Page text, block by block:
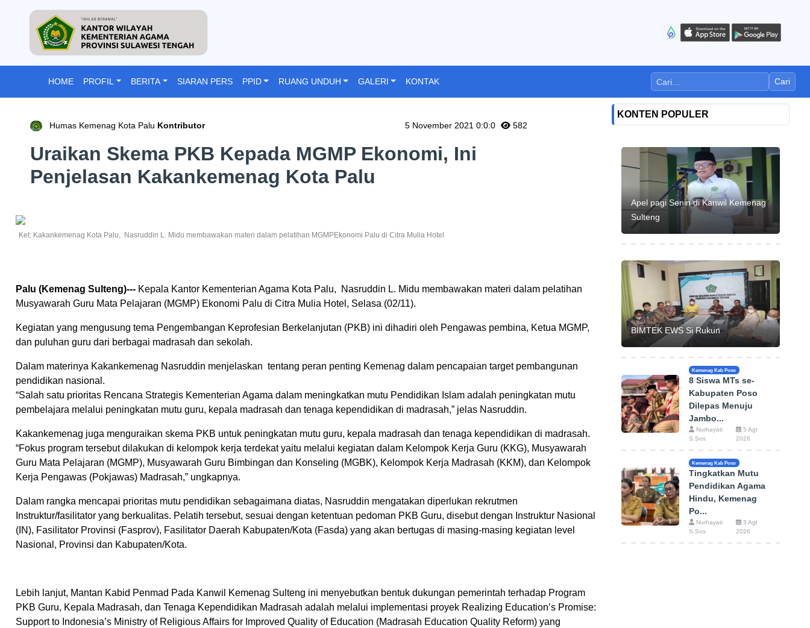
HOME PROFIL BERITA SIARAN PERS PPID RUANG UNDUH GALERI KONTAK Cari
Humas Kemenag Kota Palu Kontributor 5 November 2021 0:0:0 582
Uraikan Skema PKB Kepada MGMP Ekonomi, Ini
Penjelasan Kakankemenag Kota Palu
Ket: Kakankemenag Kota Palu, Nasruddin L. Midu membawakan materi dalam pelatihan MGMPEkonomi Palu di Citra Mulia Hotel
Palu (Kemenag Sulteng)--- Kepala Kantor Kementerian Agama Kota Palu, Nasruddin L. Midu membawakan materi dalam pelatihan
Musyawarah Guru Mata Pelajaran (MGMP) Ekonomi Palu di Citra Mulia Hotel, Selasa (02/11).
Kegiatan yang mengusung tema Pengembangan Keprofesian Berkelanjutan (PKB) ini dihadiri oleh Pengawas pembina, Ketua MGMP,
dan puluhan guru dari berbagai madrasah dan sekolah.
Dalam materinya Kakankemenag Nasruddin menjelaskan tentang peran penting Kemenag dalam pencapaian target pembangunan
pendidikan nasional.
“Salah satu prioritas Rencana Strategis Kementerian Agama dalam meningkatkan mutu Pendidikan Islam adalah peningkatan mutu
pembelajara melalui peningkatan mutu guru, kepala madrasah dan tenaga kependidikan di madrasah,” jelas Nasruddin.
Kakankemenag juga menguraikan skema PKB untuk peningkatan mutu guru, kepala madrasah dan tenaga kependidikan di madrasah.
“Fokus program tersebut dilakukan di kelompok kerja terdekat yaitu melalui kegiatan dalam Kelompok Kerja Guru (KKG), Musyawarah
Guru Mata Pelajaran (MGMP), Musyawarah Guru Bimbingan dan Konseling (MGBK), Kelompok Kerja Madrasah (KKM), dan Kelompok
Kerja Pengawas (Pokjawas) Madrasah,” ungkapnya.
Dalam rangka mencapai prioritas mutu pendidikan sebagaimana diatas, Nasruddin mengatakan diperlukan rekrutmen
Instruktur/fasilitator yang berkualitas. Pelatih tersebut, sesuai dengan ketentuan pedoman PKB Guru, disebut dengan Instruktur Nasional
(IN), Fasilitator Provinsi (Fasprov), Fasilitator Daerah Kabupaten/Kota (Fasda) yang akan bertugas di masing-masing kegiatan level
Nasional, Provinsi dan Kabupaten/Kota.
Lebih lanjut, Mantan Kabid Penmad Pada Kanwil Kemenag Sulteng ini menyebutkan bentuk dukungan pemerintah terhadap Program
PKB Guru, Kepala Madrasah, dan Tenaga Kependidikan Madrasah adalah melalui implementasi proyek Realizing Education’s Promise:
Support to Indonesia’s Ministry of Religious Affairs for Improved Quality of Education (Madrasah Education Quality Reform) yang
KONTEN POPULER
Apel pagi Senin di Kanwil Kemenag
Sulteng
BIMTEK EWS Si Rukun
Kemenag Kab Poso
8 Siswa MTs se-
Kabupaten Poso
Dilepas Menuju
Jambo...
Nurhayati
S.Sos
5 Agt
2026
Kemenag Kab Poso
Tingkatkan Mutu
Pendidikan Agama
Hindu, Kemenag
Po...
Nurhayati
S.Sos
3 Agt
2026